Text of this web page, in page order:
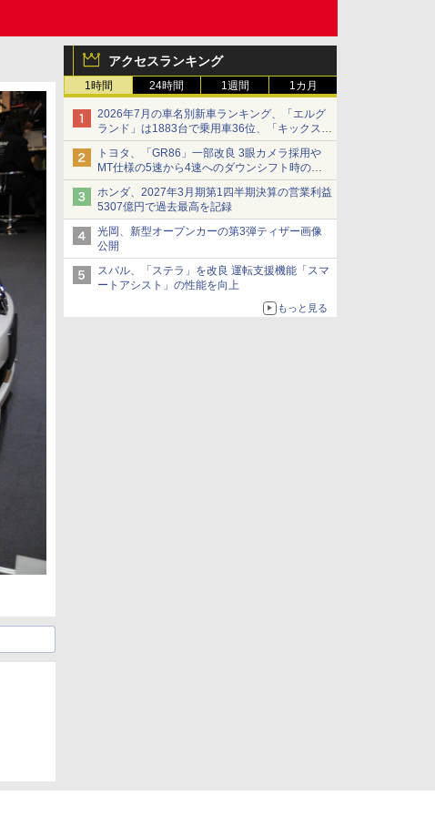
アクセスランキング
1時間 24時間 1週間 1カ月
2026年7月の車名別新車ランキング、「エルグ
ランド」は1883台で乗用車36位、「キックス」
は2591台で27位に
トヨタ、「GR86」一部改良 3眼カメラ採用や
MT仕様の5速から4速へのダウンシフト時の操
作性向上など
ホンダ、2027年3月期第1四半期決算の営業利益
5307億円で過去最高を記録
光岡、新型オープンカーの第3弾ティザー画像
公開
スバル、「ステラ」を改良 運転支援機能「スマ
ートアシスト」の性能を向上
もっと見る